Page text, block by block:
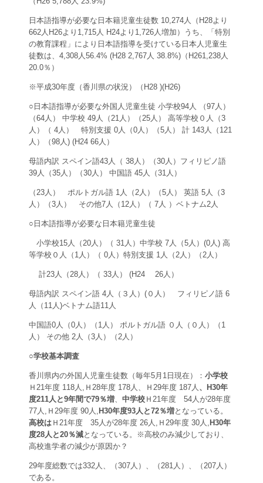
日本語指導が必要な日本籍児童生徒数 10,274人（H28より
662人H26より1,715人 H24より1,726人増加）うち、「特別
の教育課程」により日本語指導を受けている日本人児童生
徒数は、4,308人56.4% (H28 2,767人 38.8%)（H261,238人
20.0％）
※平成30年度（香川県の状況）（H28 )(H26)
○日本語指導が必要な外国人児童生徒 小学校94人 （97人）
（64人） 中学校 49人（21人）（25人） 高等学校０人（3
人）（ 4人） 特別支援 0人（0人）（5人） 計 143人（121
人）（98人) (H24 66人）
母語内訳 スペイン語43人（ 38人）（30人）フィリピノ語
39人（35人）（30人） 中国語 45人（31人）
（23人） ポルトガル語 1人（2人）（5人） 英語 5人（3
人）（3人） その他7人（12人）（ 7人 ）ベトナム2人
○日本語指導が必要な日本籍児童生徒
小学校15人（20人）（ 31人）中学校 7人（5人）(0人) 高
等学校０人（1人）（ 0人）特別支援 1人（2人）（2人）
計23人（28人）（ 33人） (H24 26人）
母語内訳 スペイン語 4人（３人）(０人） フィリピノ語 6
人（11人)ベトナム語11人
中国語0人（0人）（1人） ポルトガル語 ０人（０人）（1
人） その他 2人（3人）（2人）
○学校基本調査
香川県内の外国人児童生徒数（毎年5月1日現在）： 小学校
Ｈ21年度 118人,Ｈ28年度 178人、Ｈ29年度 187人 、H30年
度211人と9年間で79％増、 中学校 Ｈ21年度 54人が28年度
77人,Ｈ29年度 90人, H30年度93人と72％増となっている。
高校は Ｈ21年度 35人が28年度 26人,Ｈ29年度 30人, H30年
度28人と20％減となっている。※高校のみ減少しており、
高校進学者の減少が原因か？
29年度総数では332人、（307人）、（281人）、（207人）
である。